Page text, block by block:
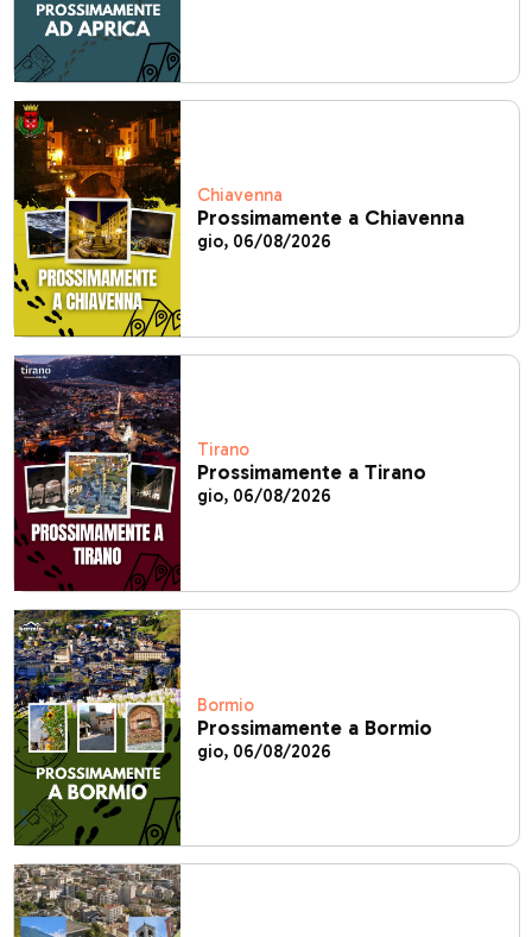
Chiavenna
Prossimamente a Chiavenna
gio, 06/08/2026
Tirano
Prossimamente a Tirano
gio, 06/08/2026
Bormio
Prossimamente a Bormio
gio, 06/08/2026